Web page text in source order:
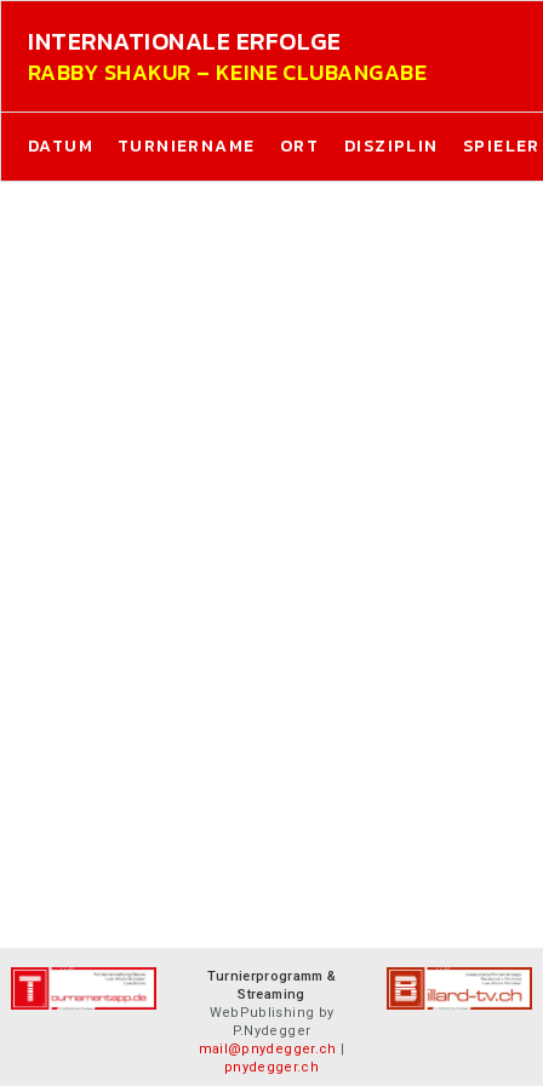
INTERNATIONALE ERFOLGE
RABBY SHAKUR – KEINE CLUBANGABE
DATUM TURNIERNAME ORT DISZIPLIN SPIELER
Turnierprogramm &
Streaming
WebPublishing by
P.Nydegger
mail@pnydegger.ch |
pnydegger.ch